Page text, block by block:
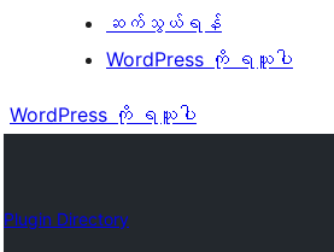
ဆက်သွယ်ရန်
WordPress ကို ရယူပါ
WordPress ကို ရယူပါ
Plugin Directory